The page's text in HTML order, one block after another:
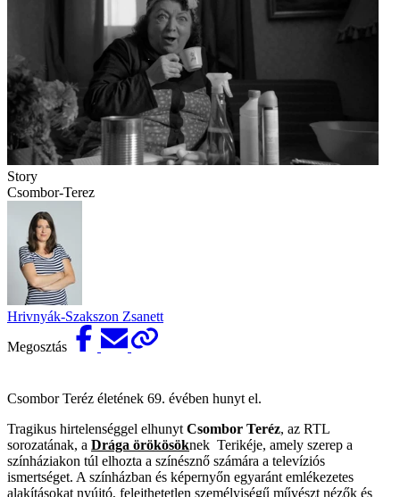
Story
Csombor-Terez
Hrivnyák-Szakszon Zsanett
Megosztás
Csombor Teréz életének 69. évében hunyt el.
Tragikus hirtelenséggel elhunyt Csombor Teréz, az RTL
sorozatának, a Drága örökösöknek Terikéje, amely szerep a
színháziakon túl elhozta a színésznő számára a televíziós
ismertséget. A színházban és képernyőn egyaránt emlékezetes
alakításokat nyújtó, felejthetetlen személyiségű művészt nézők és